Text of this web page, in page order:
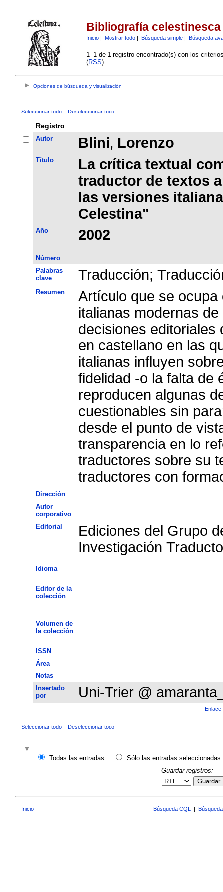
Bibliografía celestinesca
Inicio| Mostrar todo| Búsqueda simple| Búsqueda
1–1 de 1 registro encontrado(s) con los
(RSS):
Opciones de búsqueda y visualización
Seleccionar todo Deseleccionar todo
Registro
Autor Blini, Lorenzo
Título
La crítica textual
traductor de textos
las versiones
Celestina"
Año 2002
Número
Palabras
clave
Traducción;
Resumen
Artículo que se
italianas modernas de
decisiones editoriales
en castellano en las
italianas influyen
fidelidad -o la falta de
reproducen algunas
cuestionables sin
desde el punto de
transparencia en lo
traductores sobre su
traductores con
Dirección
Autor
corporativo
Editorial
Ediciones del Grupo
Investigación
Idioma
Editor de la
colección
Volumen de
la colección
ISSN
Área
Notas
Insertado
por
Uni-Trier @
Enlace
Seleccionar todo Deseleccionar todo
Todas las entradas
Sólo las entradas seleccionadas:
Guardar registros:
Guardar
Inicio Búsqueda CQL